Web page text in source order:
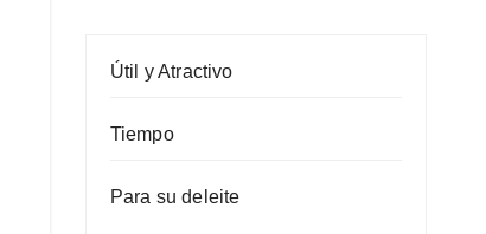
Útil y Atractivo
Tiempo
Para su deleite